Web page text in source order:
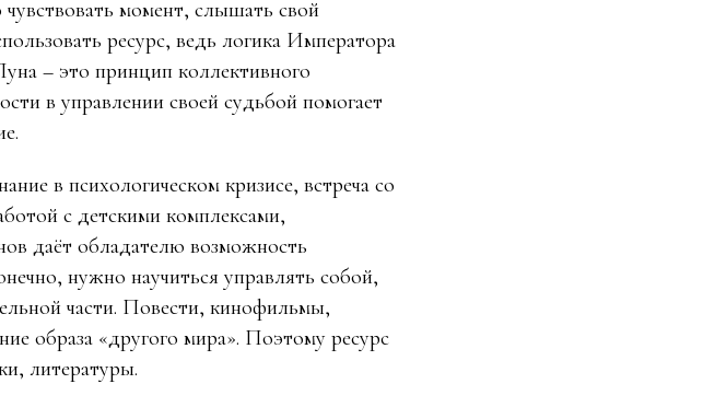
момент, слышать свой
ресурс, ведь логика Императора
– это принцип коллективного
в управлении своей судьбой помогает
в психологическом кризисе, встреча со
с детскими комплексами,
даёт обладателю возможность
нужно научиться управлять собой,
части. Повести, кинофильмы,
образа «другого мира». Поэтому ресурс
литературы.